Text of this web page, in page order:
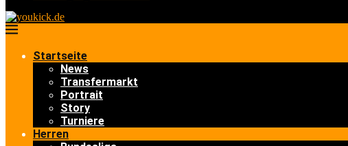
Startseite
News
Transfermarkt
Portrait
Story
Turniere
Herren